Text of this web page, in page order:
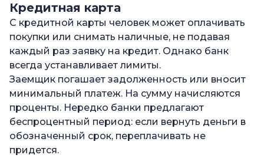
Кредитная карта
С кредитной карты человек может оплачивать
покупки или снимать наличные, не подавая
каждый раз заявку на кредит. Однако банк
всегда устанавливает лимиты.
Заемщик погашает задолженность или вносит
минимальный платеж. На сумму начисляются
проценты. Нередко банки предлагают
беспроцентный период: если вернуть деньги в
обозначенный срок, переплачивать не
придется.